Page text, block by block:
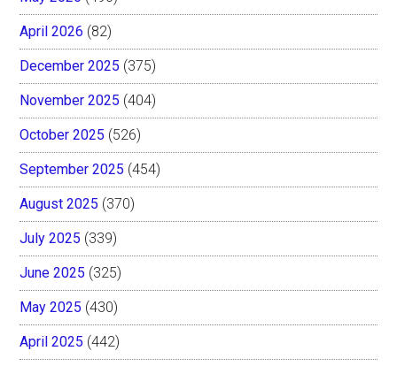
April 2026 (82)
December 2025 (375)
November 2025 (404)
October 2025 (526)
September 2025 (454)
August 2025 (370)
July 2025 (339)
June 2025 (325)
May 2025 (430)
April 2025 (442)